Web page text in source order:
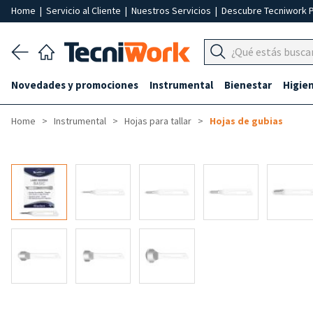
Home | Servicio al Cliente | Nuestros Servicios | Descubre Tecniwork
Novedades y promociones Instrumental Bienestar
Home Instrumental Hojas para tallar Hojas de gubias